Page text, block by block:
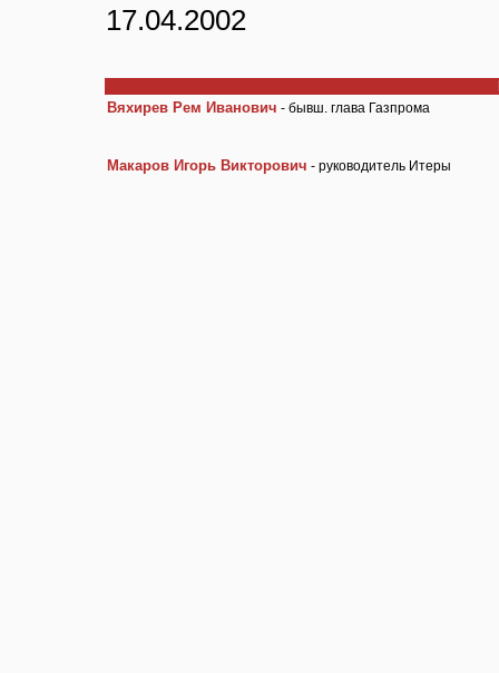
17.04.2002
Вяхирев Рем Иванович - бывш. глава Газпрома
Макаров Игорь Викторович - руководитель Итеры